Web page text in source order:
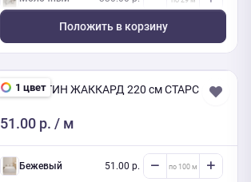
Молочный
Серый 330.00 р.
Положить в корзину
1 цвет
ПОЛИСАТИН ЖАККАРД 220 см СТАРС
51.00 р. / м
Бежевый 51.00 р.